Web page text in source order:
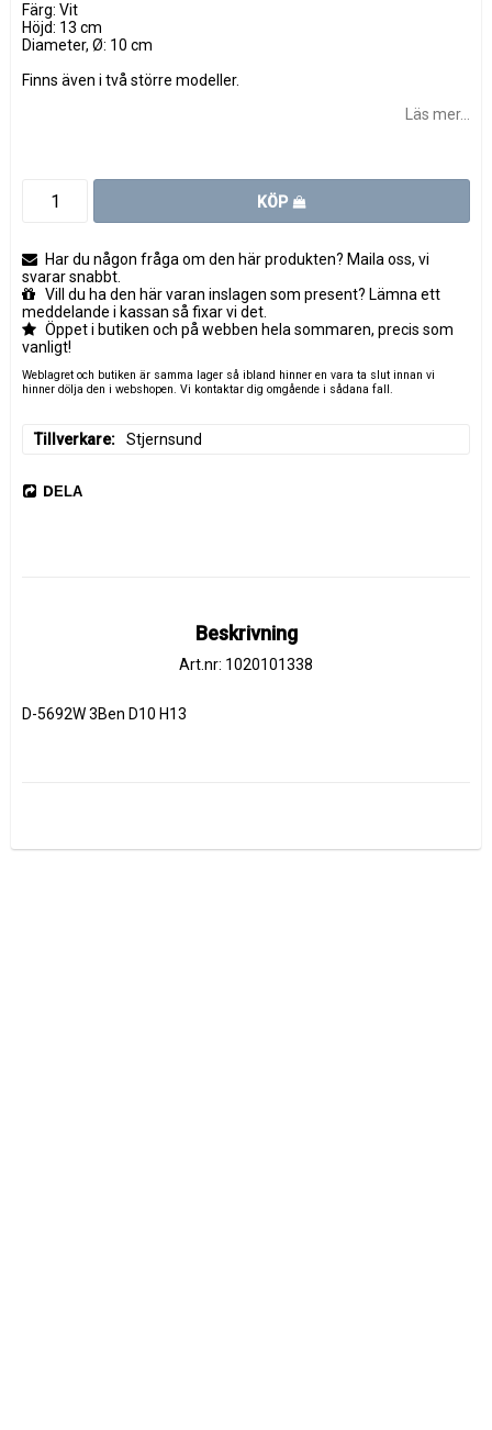
Färg: Vit
Höjd: 13 cm
Diameter, Ø: 10 cm
Finns även i två större modeller.
Läs mer...
KÖP
Har du någon fråga om den här produkten? Maila oss, vi
svarar snabbt.
Vill du ha den här varan inslagen som present? Lämna ett
meddelande i kassan så fixar vi det.
Öppet i butiken och på webben hela sommaren, precis som
vanligt!
Weblagret och butiken är samma lager så ibland hinner en vara ta slut innan vi
hinner dölja den i webshopen. Vi kontaktar dig omgående i sådana fall.
Tillverkare Stjernsund
DELA
Beskrivning
Art.nr: 1020101338
D-5692W 3Ben D10 H13